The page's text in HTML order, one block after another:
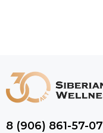
8 (906) 861-57-07